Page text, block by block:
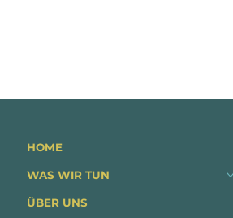
HOME
WAS WIR TUN
ÜBER UNS